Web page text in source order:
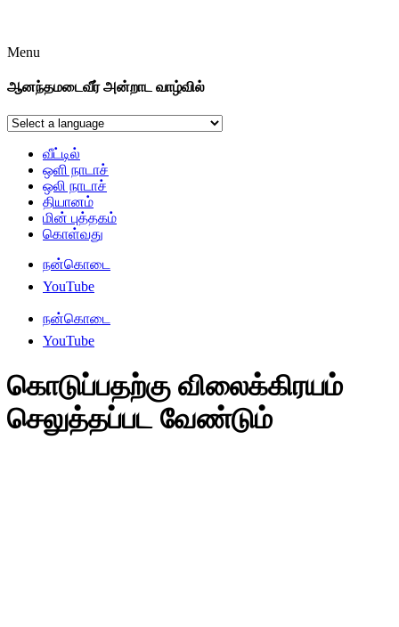
Menu
ஆனந்தமடைவீர் அன்றாட வாழ்வில்
வீட்டில்
ஒளி நாடாச்
ஒலி நாடாச்
தியானம்
மின் புத்தகம்
கொள்வது
நன்கொடை
YouTube
நன்கொடை
YouTube
கொடுப்பதற்கு விலைக்கிரயம்
செலுத்தப்பட வேண்டும்